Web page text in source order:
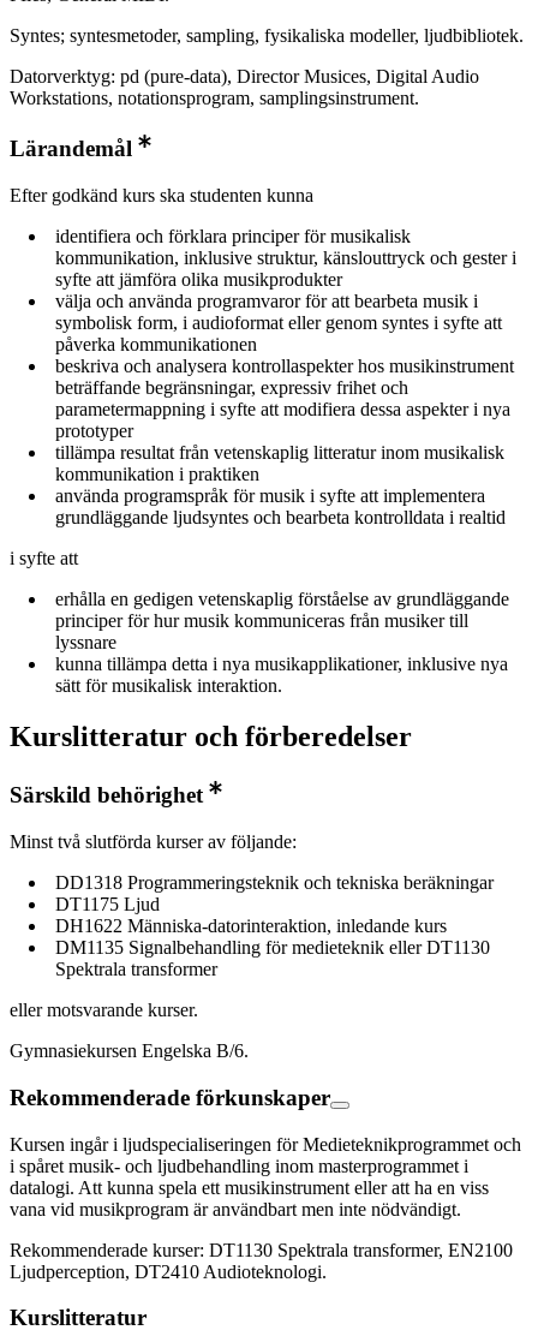
Syntes; syntesmetoder, sampling, fysikaliska modeller, ljudbibliotek.
Datorverktyg: pd (pure-data), Director Musices, Digital Audio
Workstations, notationsprogram, samplingsinstrument.
Lärandemål
Efter godkänd kurs ska studenten kunna
identifiera och förklara principer för musikalisk
kommunikation, inklusive struktur, känslouttryck och gester i
syfte att jämföra olika musikprodukter
välja och använda programvaror för att bearbeta musik i
symbolisk form, i audioformat eller genom syntes i syfte att
påverka kommunikationen
beskriva och analysera kontrollaspekter hos musikinstrument
beträffande begränsningar, expressiv frihet och
parametermappning i syfte att modifiera dessa aspekter i nya
prototyper
tillämpa resultat från vetenskaplig litteratur inom musikalisk
kommunikation i praktiken
använda programspråk för musik i syfte att implementera
grundläggande ljudsyntes och bearbeta kontrolldata i realtid
i syfte att
erhålla en gedigen vetenskaplig förståelse av grundläggande
principer för hur musik kommuniceras från musiker till
lyssnare
kunna tillämpa detta i nya musikapplikationer, inklusive nya
sätt för musikalisk interaktion.
Kurslitteratur och förberedelser
Särskild behörighet
Minst två slutförda kurser av följande:
DD1318 Programmeringsteknik och tekniska beräkningar
DT1175 Ljud
DH1622 Människa-datorinteraktion, inledande kurs
DM1135 Signalbehandling för medieteknik eller DT1130
Spektrala transformer
eller motsvarande kurser.
Gymnasiekursen Engelska B/6.
Rekommenderade förkunskaper
Kursen ingår i ljudspecialiseringen för Medieteknikprogrammet och
i spåret musik- och ljudbehandling inom masterprogrammet i
datalogi. Att kunna spela ett musikinstrument eller att ha en viss
vana vid musikprogram är användbart men inte nödvändigt.
Rekommenderade kurser: DT1130 Spektrala transformer, EN2100
Ljudperception, DT2410 Audioteknologi.
Kurslitteratur